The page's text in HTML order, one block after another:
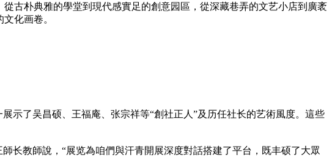
古朴典雅的學堂到現代感實足的創意园區，從深藏巷弄的文艺小店到廣袤
化画卷。
示了吴昌硕、王福庵、张宗祥等“創社正人”及历任社长的艺術風度。這些
长教師說，“展览為咱們與汗青開展深度對話搭建了平台，既丰硕了大眾